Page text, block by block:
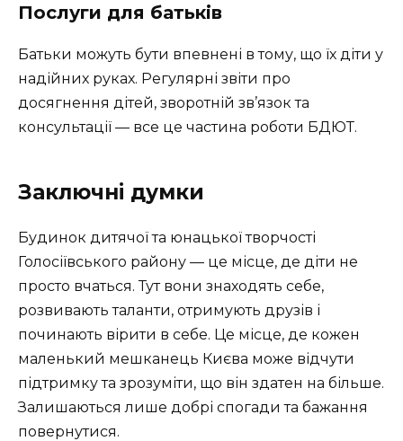
Послуги для батьків
Батьки можуть бути впевнені в тому, що їх діти у
надійних руках. Регулярні звіти про
досягнення дітей, зворотній зв’язок та
консультації — все це частина роботи БДЮТ.
Заключні думки
Будинок дитячої та юнацької творчості
Голосіївського району — це місце, де діти не
просто вчаться. Тут вони знаходять себе,
розвивають таланти, отримують друзів і
починають вірити в себе. Це місце, де кожен
маленький мешканець Києва може відчути
підтримку та зрозуміти, що він здатен на більше.
Залишаються лише добрі спогади та бажання
повернутися.